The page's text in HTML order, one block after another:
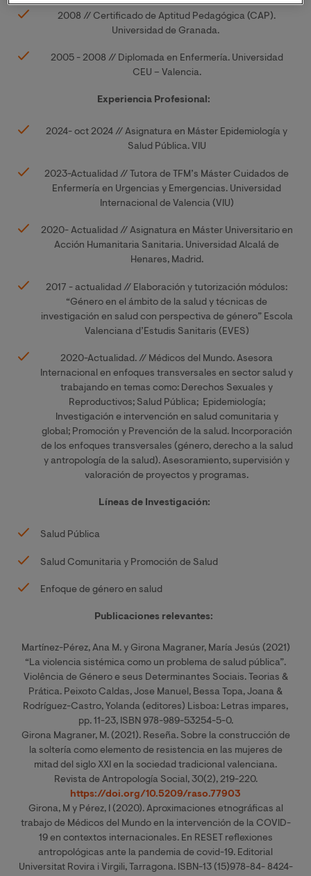
2008 // Certificado de Aptitud Pedagógica (CAP).
Universidad de Granada.
2005 - 2008 // Diplomada en Enfermería. Universidad
CEU – Valencia.
Experiencia Profesional:
2024- oct 2024 // Asignatura en Máster Epidemiología y
Salud Pública. VIU
2023-Actualidad // Tutora de TFM’s Máster Cuidados de
Enfermería en Urgencias y Emergencias. Universidad
Internacional de Valencia (VIU)
2020- Actualidad // Asignatura en Máster Universitario en
Acción Humanitaria Sanitaria. Universidad Alcalá de
Henares, Madrid.
2017 - actualidad // Elaboración y tutorización módulos:
“Género en el ámbito de la salud y técnicas de
investigación en salud con perspectiva de género” Escola
Valenciana d’Estudis Sanitaris (EVES)
2020-Actualidad. // Médicos del Mundo. Asesora
Internacional en enfoques transversales en sector salud y
trabajando en temas como: Derechos Sexuales y
Reproductivos; Salud Pública; Epidemiología;
Investigación e intervención en salud comunitaria y
global; Promoción y Prevención de la salud. Incorporación
de los enfoques transversales (género, derecho a la salud
y antropología de la salud). Asesoramiento, supervisión y
valoración de proyectos y programas.
Líneas de Investigación:
Salud Pública
Salud Comunitaria y Promoción de Salud
Enfoque de género en salud
Publicaciones relevantes:
Martínez-Pérez, Ana M. y Girona Magraner, María Jesús (2021)
“La violencia sistémica como un problema de salud pública”.
Violência de Género e seus Determinantes Sociais. Teorias &
Prática. Peixoto Caldas, Jose Manuel, Bessa Topa, Joana &
Rodríguez-Castro, Yolanda (editores) Lisboa: Letras impares,
pp. 11-23, ISBN 978-989-53254-5-0.
Girona Magraner, M. (2021). Reseña. Sobre la construcción de
la soltería como elemento de resistencia en las mujeres de
mitad del siglo XXI en la sociedad tradicional valenciana.
Revista de Antropología Social, 30(2), 219-220.
https://doi.org/10.5209/raso.77903
Girona, M y Pérez, I (2020). Aproximaciones etnográficas al
trabajo de Médicos del Mundo en la intervención de la COVID-
19 en contextos internacionales. En RESET reflexiones
antropológicas ante la pandemia de covid-19. Editorial
Universitat Rovira i Virgili, Tarragona. ISBN-13 (15)978-84- 8424-